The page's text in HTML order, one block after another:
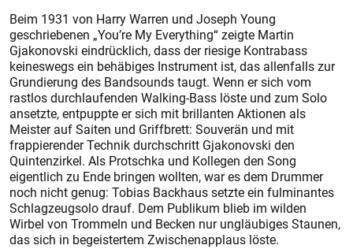
Beim 1931 von Harry Warren und Joseph Young
geschriebenen „You’re My Everything“ zeigte Martin
Gjakonovski eindrücklich, dass der riesige Kontrabass
keineswegs ein behäbiges Instrument ist, das allenfalls zur
Grundierung des Bandsounds taugt. Wenn er sich vom
rastlos durchlaufenden Walking-Bass löste und zum Solo
ansetzte, entpuppte er sich mit brillanten Aktionen als
Meister auf Saiten und Griffbrett: Souverän und mit
frappierender Technik durchschritt Gjakonovski den
Quintenzirkel. Als Protschka und Kollegen den Song
eigentlich zu Ende bringen wollten, war es dem Drummer
noch nicht genug: Tobias Backhaus setzte ein fulminantes
Schlagzeugsolo drauf. Dem Publikum blieb im wilden
Wirbel von Trommeln und Becken nur ungläubiges Staunen,
das sich in begeistertem Zwischenapplaus löste.